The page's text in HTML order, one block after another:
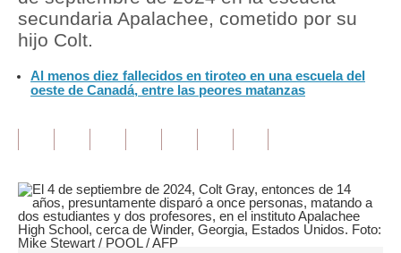
Inmobiliarias
Plus G
Blogs
Tendencias
secundaria Apalachee, cometido por su
hijo Colt.
Al menos diez fallecidos en tiroteo en una escuela del
oeste de Canadá, entre las peores matanzas